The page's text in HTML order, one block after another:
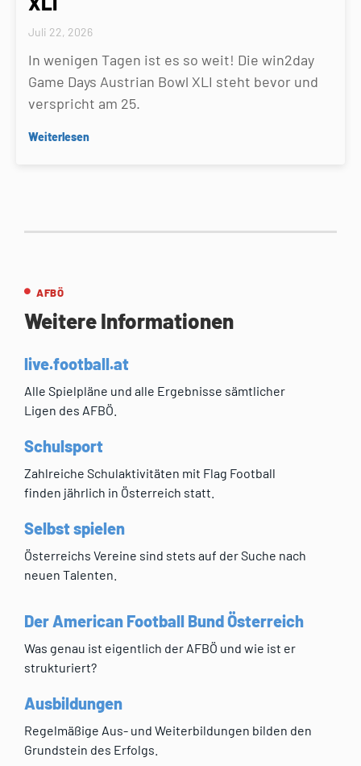
Juli 22, 2026
In wenigen Tagen ist es so weit! Die win2day
Game Days Austrian Bowl XLI steht bevor und
verspricht am 25.
Weiterlesen
AFBÖ
Weitere Informationen
live.football.at
Alle Spielpläne und alle Ergebnisse sämtlicher
Ligen des AFBÖ.
Schulsport
Zahlreiche Schulaktivitäten mit Flag Football
finden jährlich in Österreich statt.
Selbst spielen
Österreichs Vereine sind stets auf der Suche nach
neuen Talenten.
Der American Football Bund Österreich
Was genau ist eigentlich der AFBÖ und wie ist er
strukturiert?
Ausbildungen
Regelmäßige Aus- und Weiterbildungen bilden den
Grundstein des Erfolgs.